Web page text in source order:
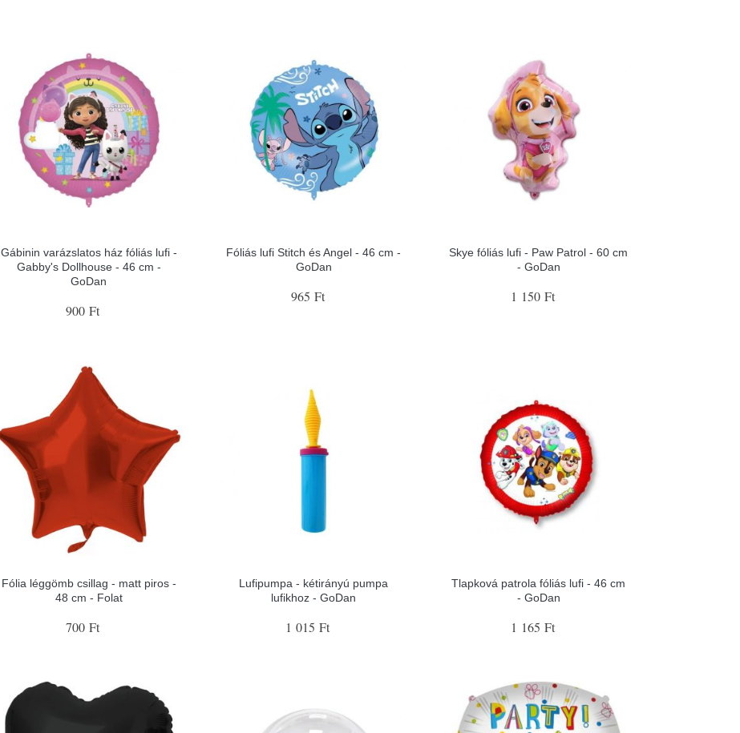
Gábinin varázslatos ház fóliás lufi -
Gabby's Dollhouse - 46 cm -
GoDan
900 Ft
Fóliás lufi Stitch és Angel - 46 cm -
GoDan
965 Ft
Skye fóliás lufi - Paw Patrol - 60 cm
- GoDan
1 150 Ft
Fólia léggömb csillag - matt piros -
48 cm - Folat
700 Ft
Lufipumpa - kétirányú pumpa
lufikhoz - GoDan
1 015 Ft
Tlapková patrola fóliás lufi - 46 cm
- GoDan
1 165 Ft